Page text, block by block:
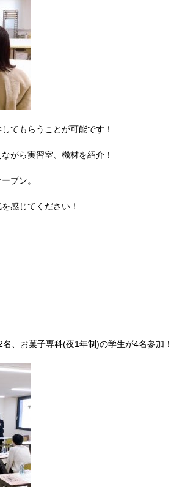
てもらうことが可能です！
がら実習室、機材を紹介！
ブン。
感じてください！
、お菓子専科(夜1年制)の学生が4名参加！